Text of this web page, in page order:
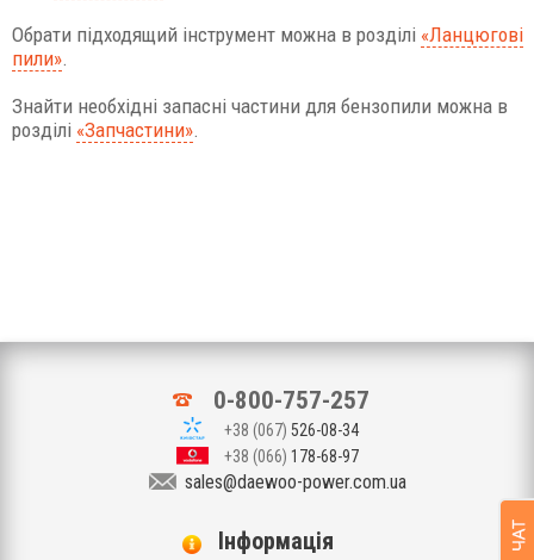
Обрати підходящий інструмент можна в розділі «Ланцюгові
пили».
Знайти необхідні запасні частини для бензопили можна в
розділі «Запчастини».
0-800-757-257
+38 (067) 526-08-34
+38 (066) 178-68-97
sales@daewoo-power.com.ua
Iнформація